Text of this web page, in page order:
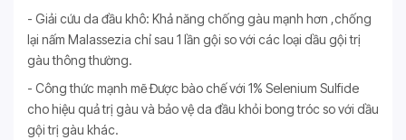
- Giải cứu da đầu khô: Khả năng chống gàu mạnh hơn ,chống
lại nấm Malassezia chỉ sau 1 lần gội so với các loại dầu gội trị
gàu thông thường.
- Công thức mạnh mẽ Được bào chế với 1% Selenium Sulfide
cho hiệu quả trị gàu và bảo vệ da đầu khỏi bong tróc so với dầu
gội trị gàu khác.